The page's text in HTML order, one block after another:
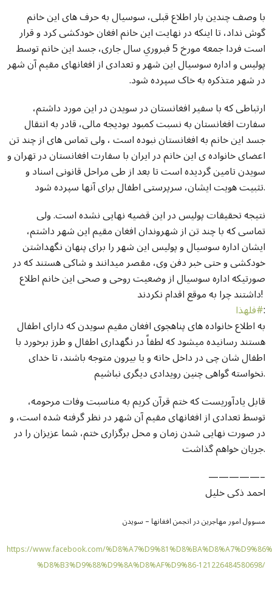
با وصف چندین بار اطلاع قبلی، سوسیال به حرف های این خانم
گوش نداد، تا اینکه در نهایت این خانم افغان خودکشی كرد و قرار
است فردا جمعه مورخ 5 فبروري سال جاری، جسد این خانم توسط
پولیس و اداره سوسیال این شهر و تعدادی از افغانهای مقیم آن شهر
در شهر متذکره به خاک سپرده شود.
ارتباطی که با سفیر افغانستان در سويدن در این مورد داشتم،
سفارت افغانستان به نسبت کمبود بوديجه مالی، قادر به انتقال
جسد این خانم به افغانستان نبوده است ، ولی تماس های از چند تن
اعضای خانواده ی این خانم در ایران با سفارت افغانستان در تهران و
سویدن تامین گردیده است تا بعد از طی مراحل قانونی اسناد و
تثبیت هویت ایشان، سرپرستی اطفال برای آنها سپرده شود.
نتیجه تحقیقات پولیس در این قضیه نهایی نشده است. ولی
تماسی که با چند تن از شهروندان افغان مقیم این شهر داشتم،
ایشان اداره سوسیال و پولیس این شهر را برای پنهان نگهداشتن
خودکشی و حتی خبر دفن وی، مقصر میدانند و شاکی هستند که در
صورتیکه اداره سوسیال از وضعیت روحی و صحی این خانم اطلاع
داشتند چرا به موقع اقدام نکردند!
‫#‏:
به اطلاع خانواده های پناهجوی افغان مقیم سویدن که دارای اطفال
هستند رسانیده میشود که لطفاً در نگهداری اطفال و طرز برخورد با
اطفال شان چی در داخل خانه و یا بیرون متوجه باشند، تا خدای
نخواسته گواهی چنین رویدادی دیگری نباشیم.
قابل یادآوریست که ختم قرآن کریم به مناسبت وفات مرحومه،
توسط تعدادی از افغانهای مقیم آن شهر در نظر گرفته شده است، و
در صورت نهایی شدن زمان و محل برگزاری ختم، شما عزیزان را در
جریان خواهم گذاشت.
—————–
احمد ذکی خلیل
مسوول امور مهاجرین در انجمن افغانها – سویدن
https://www.facebook.com/
%D8%B3%D9%88%D9%8A%D8%AF%D9%86-121226484580698/